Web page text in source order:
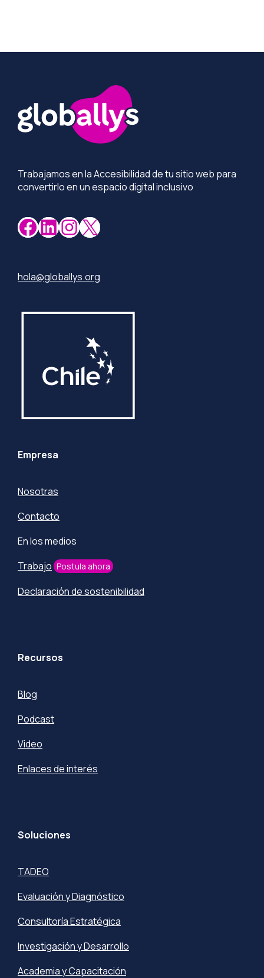
Trabajamos en la Accesibilidad de tu sitio web para
convertirlo en un espacio digital inclusivo
Facebook
LinkedInInstagram
X
hola@globallys.org
Empresa
Nosotras
Contacto
En los medios
Trabajo Postula ahora
Declaración de sostenibilidad
Recursos
Blog
Podcast
Video
Enlaces de interés
Soluciones
TADEO
Evaluación y Diagnóstico
Consultoría Estratégica
Investigación y Desarrollo
Academia y Capacitación